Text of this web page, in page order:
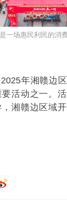
一场惠民利民的消
年湘赣边
活动之一。
湘赣边区域